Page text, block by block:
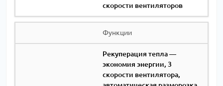
скорости вентиляторов
Функции
Рекуперация тепла —
экономия энергии, 3
скорости вентилятора,